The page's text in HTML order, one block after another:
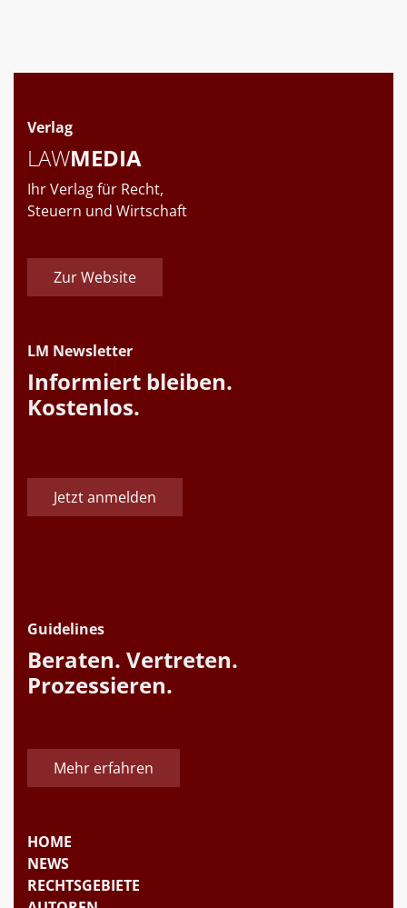
Verlag
LAWMEDIA
Ihr Verlag für Recht,
Steuern und Wirtschaft
Zur Website
LM Newsletter
Informiert bleiben.
Kostenlos.
Jetzt anmelden
Guidelines
Beraten. Vertreten.
Prozessieren.
Mehr erfahren
HOME
NEWS
RECHTSGEBIETE